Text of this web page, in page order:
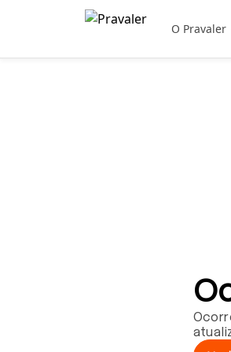
Pular para o conteúdo principal
O Pravaler